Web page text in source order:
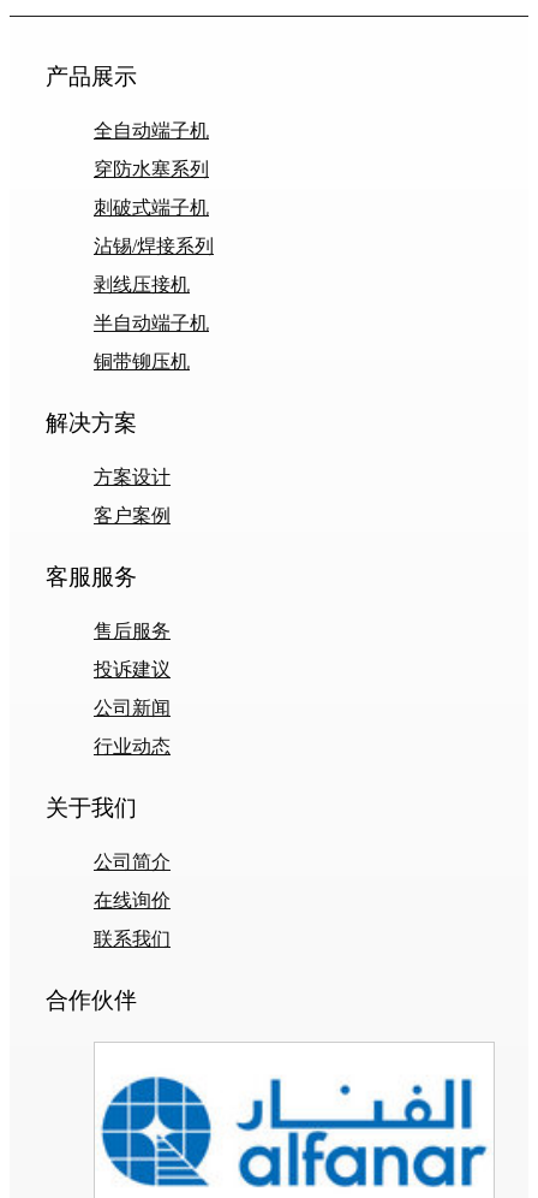
产品展示
全自动端子机
穿防水塞系列
刺破式端子机
沾锡/焊接系列
剥线压接机
半自动端子机
铜带铆压机
解决方案
方案设计
客户案例
客服服务
售后服务
投诉建议
公司新闻
行业动态
关于我们
公司简介
在线询价
联系我们
合作伙伴